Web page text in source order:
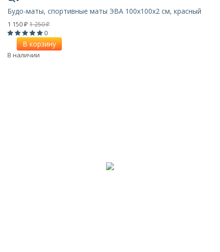
Будо-маты, спортивные маты ЭВА 100х100x2 см, красный
1 150 ₽ 1 250₽
0
В корзину
В наличии